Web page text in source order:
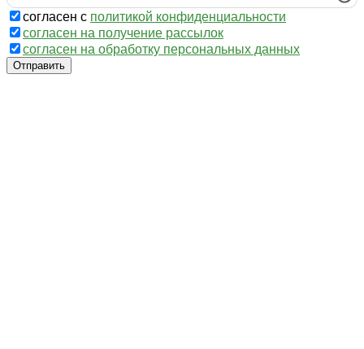
согласен с политикой конфиденциальности
согласен на получение рассылок
согласен на обработку персональных данных
Отправить